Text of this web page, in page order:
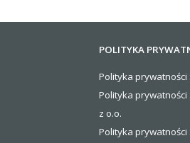
POLITYKA
Polityka prywatności
Polityka
z o.o.
Polityka